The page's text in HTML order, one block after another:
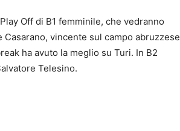
Off di B1 femminile, che vedranno
vincente sul campo abruzzese
ha avuto la meglio su Turi. In B2
Telesino.